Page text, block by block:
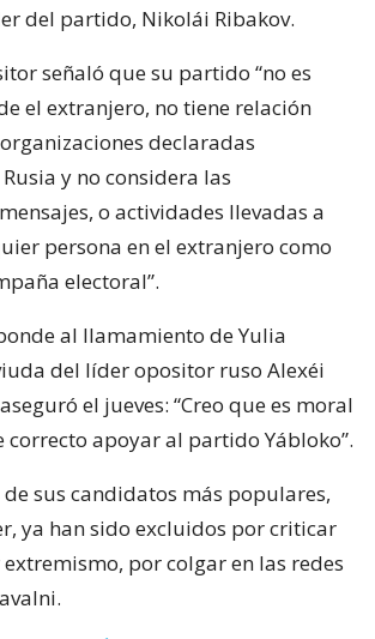
del partido, Nikolái Ribakov.
señaló que su partido “no es
el extranjero, no tiene relación
declaradas
y no considera las
o actividades llevadas a
persona en el extranjero como
electoral”.
al llamamiento de Yulia
del líder opositor ruso Alexéi
el jueves: “Creo que es moral
apoyar al partido Yábloko”.
de sus candidatos más populares,
ya han sido excluidos por criticar
por colgar en las redes